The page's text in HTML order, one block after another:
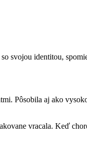
svojou identitou,
Pôsobila aj ako
vracala. Keď